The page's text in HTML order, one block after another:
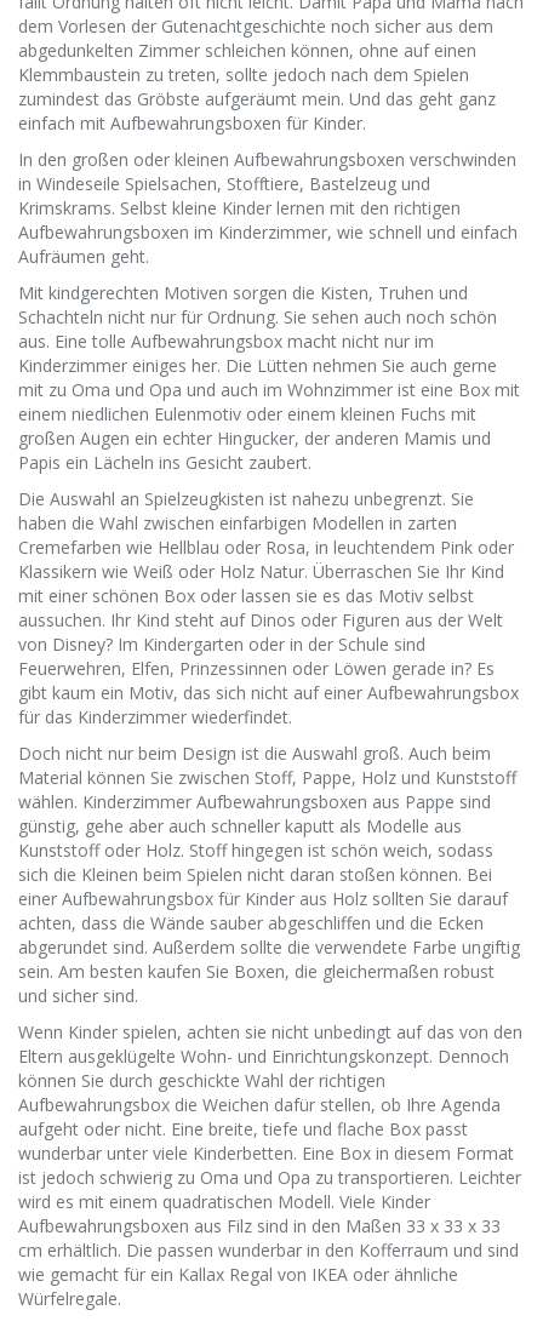
dem Vorlesen der Gutenachtgeschichte noch sicher aus dem
abgedunkelten Zimmer schleichen können, ohne auf einen
Klemmbaustein zu treten, sollte jedoch nach dem Spielen
zumindest das Gröbste aufgeräumt mein. Und das geht ganz
einfach mit Aufbewahrungsboxen für Kinder.
In den großen oder kleinen Aufbewahrungsboxen verschwinden
in Windeseile Spielsachen, Stofftiere, Bastelzeug und
Krimskrams. Selbst kleine Kinder lernen mit den richtigen
Aufbewahrungsboxen im Kinderzimmer, wie schnell und einfach
Aufräumen geht.
Mit kindgerechten Motiven sorgen die Kisten, Truhen und
Schachteln nicht nur für Ordnung. Sie sehen auch noch schön
aus. Eine tolle Aufbewahrungsbox macht nicht nur im
Kinderzimmer einiges her. Die Lütten nehmen Sie auch gerne
mit zu Oma und Opa und auch im Wohnzimmer ist eine Box mit
einem niedlichen Eulenmotiv oder einem kleinen Fuchs mit
großen Augen ein echter Hingucker, der anderen Mamis und
Papis ein Lächeln ins Gesicht zaubert.
Die Auswahl an Spielzeugkisten ist nahezu unbegrenzt. Sie
haben die Wahl zwischen einfarbigen Modellen in zarten
Cremefarben wie Hellblau oder Rosa, in leuchtendem Pink oder
Klassikern wie Weiß oder Holz Natur. Überraschen Sie Ihr Kind
mit einer schönen Box oder lassen sie es das Motiv selbst
aussuchen. Ihr Kind steht auf Dinos oder Figuren aus der Welt
von Disney? Im Kindergarten oder in der Schule sind
Feuerwehren, Elfen, Prinzessinnen oder Löwen gerade in? Es
gibt kaum ein Motiv, das sich nicht auf einer Aufbewahrungsbox
für das Kinderzimmer wiederfindet.
Doch nicht nur beim Design ist die Auswahl groß. Auch beim
Material können Sie zwischen Stoff, Pappe, Holz und Kunststoff
wählen. Kinderzimmer Aufbewahrungsboxen aus Pappe sind
günstig, gehe aber auch schneller kaputt als Modelle aus
Kunststoff oder Holz. Stoff hingegen ist schön weich, sodass
sich die Kleinen beim Spielen nicht daran stoßen können. Bei
einer Aufbewahrungsbox für Kinder aus Holz sollten Sie darauf
achten, dass die Wände sauber abgeschliffen und die Ecken
abgerundet sind. Außerdem sollte die verwendete Farbe ungiftig
sein. Am besten kaufen Sie Boxen, die gleichermaßen robust
und sicher sind.
Wenn Kinder spielen, achten sie nicht unbedingt auf das von den
Eltern ausgeklügelte Wohn- und Einrichtungskonzept. Dennoch
können Sie durch geschickte Wahl der richtigen
Aufbewahrungsbox die Weichen dafür stellen, ob Ihre Agenda
aufgeht oder nicht. Eine breite, tiefe und flache Box passt
wunderbar unter viele Kinderbetten. Eine Box in diesem Format
ist jedoch schwierig zu Oma und Opa zu transportieren. Leichter
wird es mit einem quadratischen Modell. Viele Kinder
Aufbewahrungsboxen aus Filz sind in den Maßen 33 x 33 x 33
cm erhältlich. Die passen wunderbar in den Kofferraum und sind
wie gemacht für ein Kallax Regal von IKEA oder ähnliche
Würfelregale.